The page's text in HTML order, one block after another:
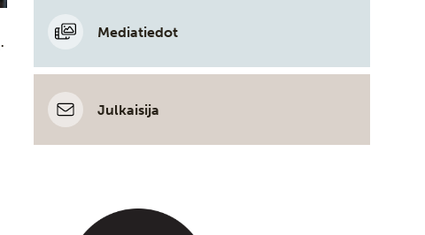
. Mediatiedot
Julkaisija